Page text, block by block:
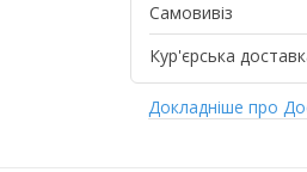
Самовивіз
Кур'єрська
Докладніше про